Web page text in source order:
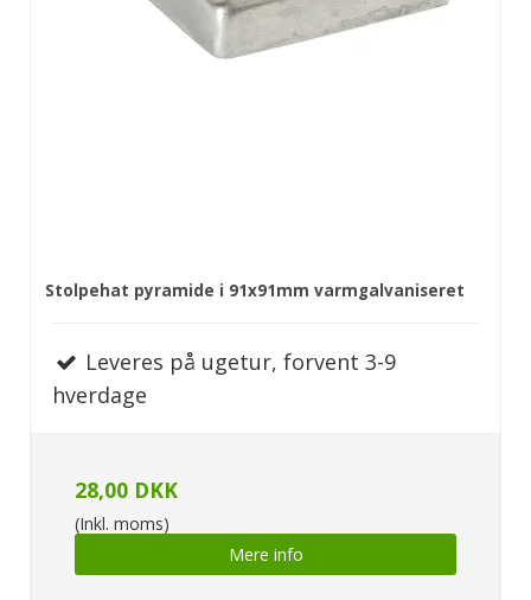
Stolpehat pyramide i 91x91mm varmgalvaniseret
Leveres på ugetur, forvent 3-9
hverdage
28,00 DKK
(Inkl. moms)
Mere info